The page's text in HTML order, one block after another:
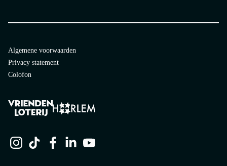
Algemene voorwaarden
Privacy statement
Colofon